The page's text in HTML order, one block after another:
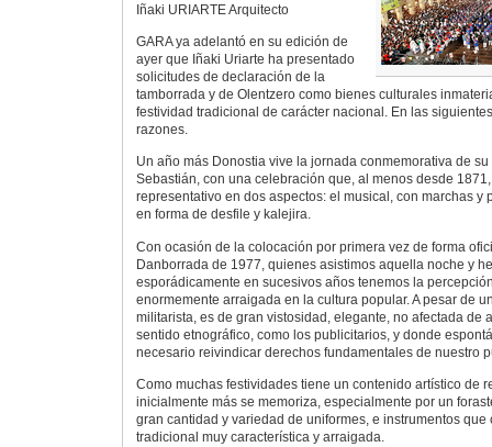
Iñaki URIARTE Arquitecto
GARA ya adelantó en su edición de
ayer que Iñaki Uriarte ha presentado
solicitudes de declaración de la
tamborrada y de Olentzero como bienes culturales
festividad tradicional de carácter nacional. En las
razones.
Un año más Donostia vive la jornada conmemorativa de
Sebastián, con una celebración que, al menos desde
representativo en dos aspectos: el musical, con marchas y
en forma de desfile y kalejira.
Con ocasión de la colocación por primera vez de forma
Danborrada de 1977, quienes asistimos aquella noche y
esporádicamente en sucesivos años tenemos la
enormemente arraigada en la cultura popular. A pesar de
militarista, es de gran vistosidad, elegante, no afectada de
sentido etnográfico, como los publicitarios, y donde
necesario reivindicar derechos fundamentales de nuestro
Como muchas festividades tiene un contenido artístico de
inicialmente más se memoriza, especialmente por un
gran cantidad y variedad de uniformes, e instrumentos
tradicional muy característica y arraigada.